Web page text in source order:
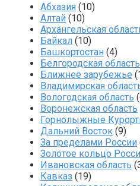
Абхазия (10)
Алтай (10)
Архангельская
Байкал (10)
Башкортостан (4)
Белгородская область
Ближнее зарубежье
Владимирская
Вологодская область
Воронежская область
Горнолыжные
Дальний Восток (9)
За пределами России
Золотое кольцо
Ивановская область
Кавказ (19)